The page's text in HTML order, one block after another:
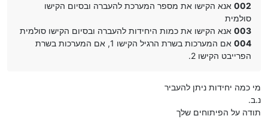
002 אנא הקישו את מספר המערכת להעברה ובסיום הקישו
סולמית
003 אנא הקישו את כמות היחידות להעברה ובסיום הקישו סולמית
004
אם המערכות בשרת הרגיל הקישו 1, אם המערכות בשרת
הפרייבט הקישו 2.
מי כמה יחידות ניתן להעביר
נ.ב.
תודה על הפיתוחים שלך